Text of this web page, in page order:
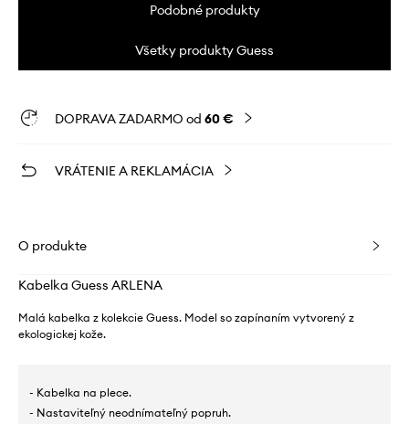
Podobné produkty
Všetky produkty Guess
DOPRAVA ZADARMO od 60 €
VRÁTENIE A REKLAMÁCIA
O produkte
Kabelka Guess ARLENA
Malá kabelka z kolekcie Guess. Model so zapínaním vytvorený z
ekologickej kože.
- Kabelka na plece.
- Nastaviteľný neodnímateľný popruh.